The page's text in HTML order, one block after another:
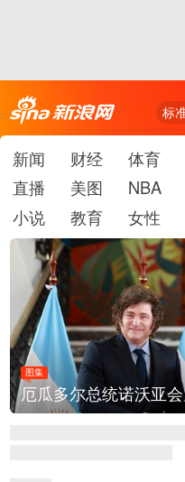
标
新闻 财经 体育
直播
美图 NBA
小说
教育 女性
图集
厄瓜多尔总统诺沃亚